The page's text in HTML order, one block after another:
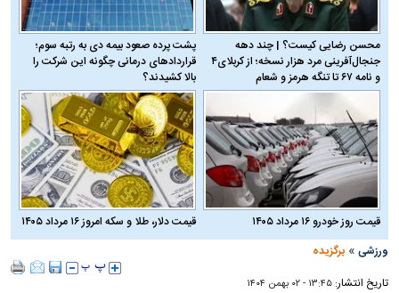
محسن رضایی کیست؟ | چند دهه
جنجال‌آفرینی مرد هزار نسخه؛ از کربلای۴
و نامه ۶۷ تا تنگه هرمز و شعام
پشت پرده صعود بیمه دی به رتبه سوم؛
قراردادهای درمانی چگونه این شرکت را
بالا کشیدند؟
قیمت روز خودرو ۱۶ مرداد ۱۴۰۵
قیمت دلار، طلا و سکه امروز ۱۶ مرداد ۱۴۰۵
ورزشی »برگزیده
تاریخ انتشار:۱۳:۴۵ - ۰۲ بهمن ۱۴۰۴